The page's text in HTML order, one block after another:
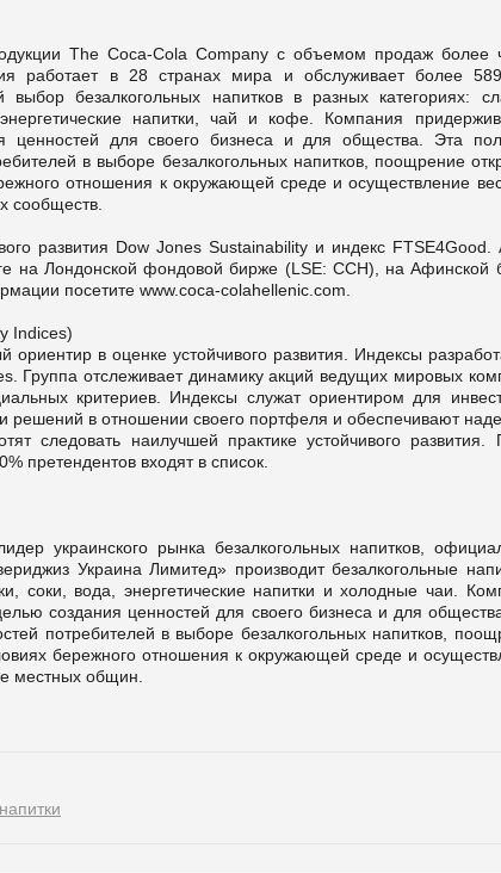
The Coca-Cola Company с объемом продаж более
работает в 28 странах мира и обслуживает более
безалкогольных напитков в разных категориях:
напитки, чай и кофе. Компания
ценностей для своего бизнеса и для общества. Эта
в выборе безалкогольных напитков, поощрение
отношения к окружающей среде и осуществление
сообществ.
развития Dow Jones Sustainability и индекс FTSE4Good.
на Лондонской фондовой бирже (LSE: CCH), на Афинской
посетите www.coca-colahellenic.com.
Indices)
в оценке устойчивого развития. Индексы
Группа отслеживает динамику акций ведущих мировых
критериев. Индексы служат ориентиром для
решений в отношении своего портфеля и обеспечивают
следовать наилучшей практике устойчивого развития.
претендентов входят в список.
украинского рынка безалкогольных напитков,
Украина Лимитед» производит безалкогольные
соки, вода, энергетические напитки и холодные чаи.
создания ценностей для своего бизнеса и для
потребителей в выборе безалкогольных напитков,
бережного отношения к окружающей среде и
местных общин.
напитки